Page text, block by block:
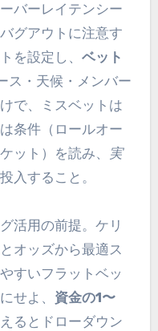
バーレイテンシー
グアウトに注意す
を設定し、 ベット
ス・天候・メンバー
で、ミスベットは
条件（ロールオー
ット）を読み、
実
入すること。
活用の前提。ケリ
オッズから最適ス
すいフラットベッ
せよ、 資金の1〜
るとドローダウン